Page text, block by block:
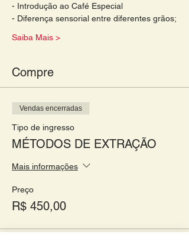
- Introdução ao Café Especial
- Diferença sensorial entre diferentes grãos;
Saiba Mais >
Compre
Vendas encerradas
Tipo de ingresso
MÉTODOS DE EXTRAÇÃO
Mais informações
Preço
R$ 450,00